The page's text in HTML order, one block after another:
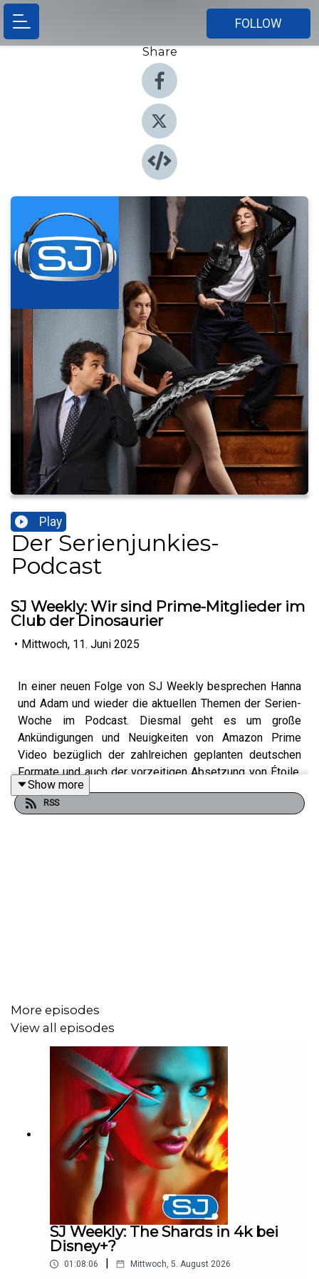
FOLLOW
Share
Play
Der Serienjunkies-
Podcast
SJ Weekly: Wir sind Prime-Mitglieder im
Club der Dinosaurier
• Mittwoch, 11. Juni 2025
In einer neuen Folge von SJ Weekly besprechen Hanna
und Adam und wieder die aktuellen Themen der Serien-
Woche im Podcast. Diesmal geht es um große
Ankündigungen und Neuigkeiten von Amazon Prime
Video bezüglich der zahlreichen geplanten deutschen
Formate und auch der vorzeitigen Absetzung von Étoile.
Es gibt einen Ableger von Tulsa King mit Samuel L.
Jackson und bei Warner Bros. Discovery wird wieder mal
Timestamps:
0:00:00 Étoile nach einer Staffel abgesetzt
0:05:30 Hanna berichtet aus Köln, Prime Day
0:20:00 Warner News
Reviews:
0:25:30 Stick, Tschäppel
0:30:00 Club der Dinosaurier, Hanna Recap
0:38:00 The Survivors,
Show more
RSS
More episodes
View all episodes
SJ Weekly: The Shards in 4k bei
Disney+?
01:08:06 | Mittwoch, 5. August 2026